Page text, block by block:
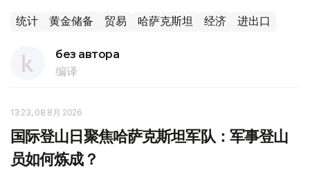
统计 黄金储备 贸易 哈萨克斯坦 经济 进出口
без автора
编译
13:23, 08 8月 2026
国际登山日聚焦哈萨克斯坦军队：军事登山
员如何炼成？